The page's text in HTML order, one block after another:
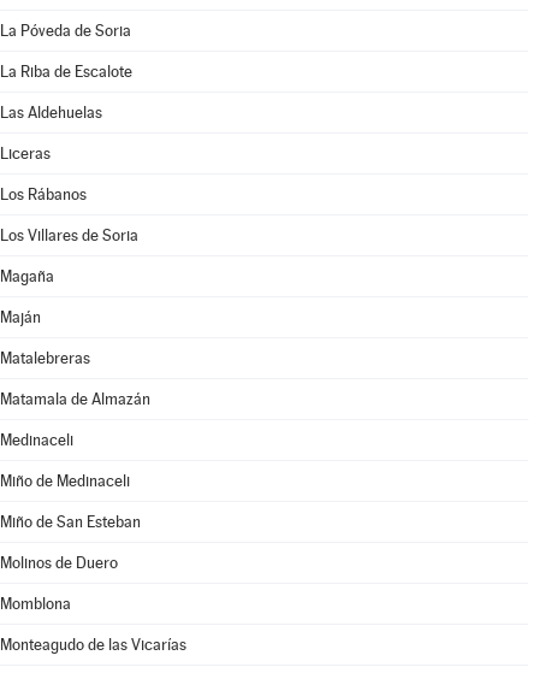
La Póveda de Soria
La Riba de Escalote
Las Aldehuelas
Liceras
Los Rábanos
Los Villares de Soria
Magaña
Maján
Matalebreras
Matamala de Almazán
Medinaceli
Miño de Medinaceli
Miño de San Esteban
Molinos de Duero
Momblona
Monteagudo de las Vicarías